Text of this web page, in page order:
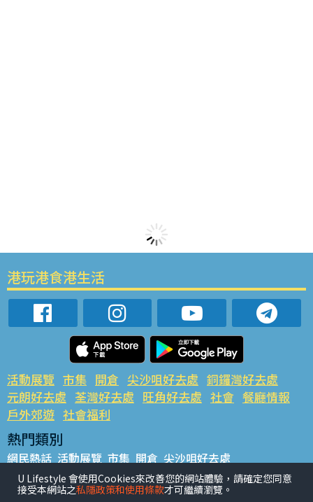
港玩港食港生活
活動展覽 市集 開倉 尖沙咀好去處 銅鑼灣好去處
元朗好去處 荃灣好去處 旺角好去處 社會 餐廳情報
戶外郊遊 社會福利
熱門類別
網民熱話 活動展覽 市集 開倉 尖沙咀好去處
銅鑼灣好去處 元朗好去處 荃灣好去處 旺角好去處 社會
餐廳情報 戶外郊遊
U Lifestyle 會使用Cookies來改善您的網站體驗，請確定您同意
接受本網站之私隱政策和使用條款才可繼續瀏覽。